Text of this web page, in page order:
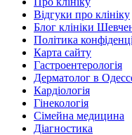
Відгуки про клініку
Блог клініки
Політика
Карта сайту
Гастроентерологія
Дерматолог в
Кардіологія
Гінекологія
Сімейна медицина
Діагностика